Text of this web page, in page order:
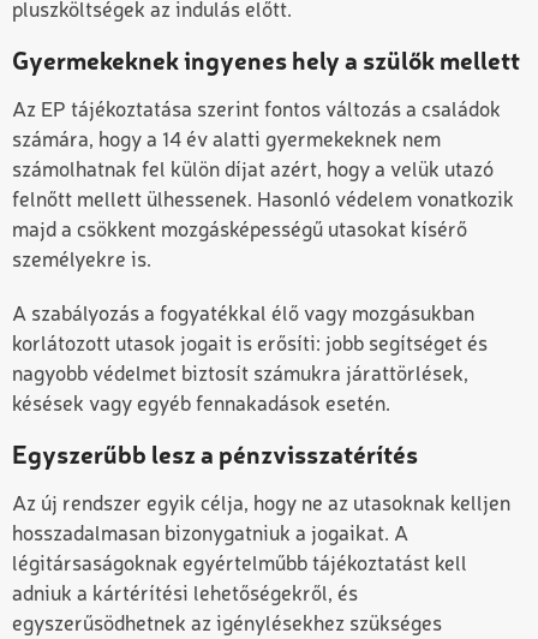
pluszköltségek az indulás előtt.
Gyermekeknek ingyenes hely a szülők mellett
Az EP tájékoztatása szerint fontos változás a családok
számára, hogy a 14 év alatti gyermekeknek nem
számolhatnak fel külön díjat azért, hogy a velük utazó
felnőtt mellett ülhessenek. Hasonló védelem vonatkozik
majd a csökkent mozgásképességű utasokat kísérő
személyekre is.
A szabályozás a fogyatékkal élő vagy mozgásukban
korlátozott utasok jogait is erősíti: jobb segítséget és
nagyobb védelmet biztosít számukra járattörlések,
késések vagy egyéb fennakadások esetén.
Egyszerűbb lesz a pénzvisszatérítés
Az új rendszer egyik célja, hogy ne az utasoknak kelljen
hosszadalmasan bizonygatniuk a jogaikat. A
légitársaságoknak egyértelműbb tájékoztatást kell
adniuk a kártérítési lehetőségekről, és
egyszerűsödhetnek az igénylésekhez szükséges